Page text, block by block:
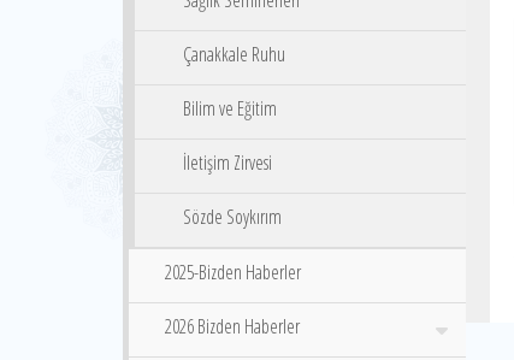
Çanakkale Ruhu
Bilim ve Eğitim
İletişim Zirvesi
Sözde Soykırım
2025-Bizden Haberler
2026 Bizden Haberler